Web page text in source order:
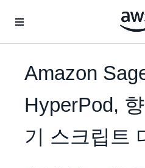
Amazon
HyperPod,
기 스크립트